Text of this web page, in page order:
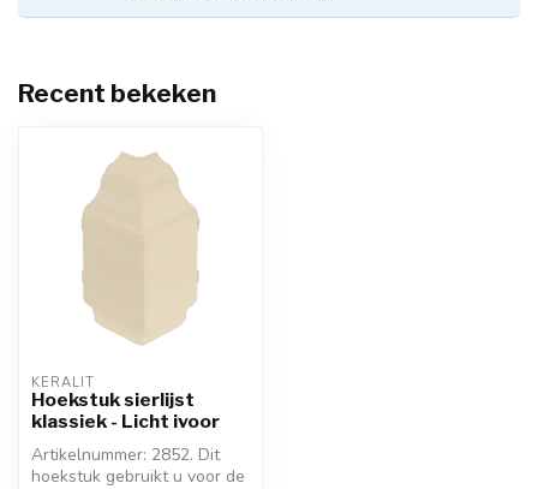
Recent bekeken
KERALIT
Hoekstuk sierlijst
klassiek - Licht ivoor
Artikelnummer: 2852. Dit
hoekstuk gebruikt u voor de